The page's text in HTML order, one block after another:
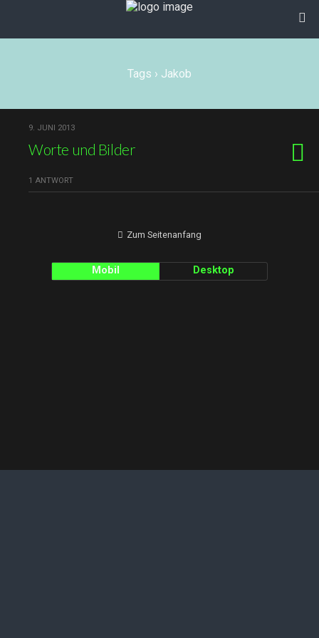
Tags › Jakob
9. JUNI 2013
Worte und Bilder
1 ANTWORT
Zum Seitenanfang
Mobil Desktop